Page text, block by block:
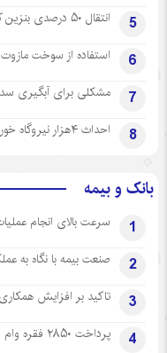
5 انتقال ۵۰ درصدی بنزین کشور از منطقه خلیج فارس
6 استفاده از سوخت
7 مشکلی برای آبگیری
8 احداث ۴هزار نیروگاه خورشیدی همزمان با سفر رئیس جمهور به یزد
بانک و بیمه
1 سرعت بالای انجام
2 صنعت بیمه با نگاه به
3 تاکید بر افزایش
4 پرداخت ۲۸۵۰ فقره وام فرزندآوری توسط موسسه اعتباری ملل